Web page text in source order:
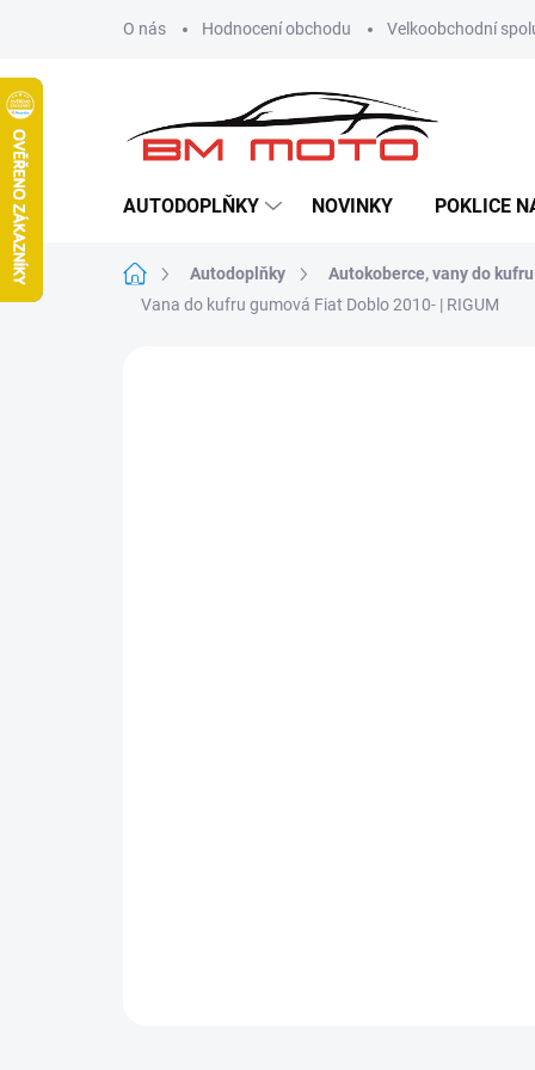
O nás Hodnocení obchodu Velkoobchodní
AUTODOPLŇKY NOVINKY POKLICE
Domů Autodoplňky Autokoberce, vany do
Vana do kufru gumová Fiat Doblo 2010- | RIGUM